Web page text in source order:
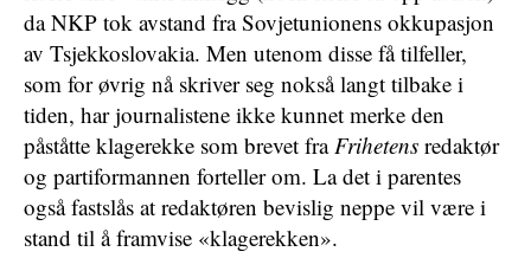
da NKP tok avstand fra Sovjetunionens okkupasjon
av Tsjekkoslovakia. Men utenom disse få tilfeller,
som for øvrig nå skriver seg nokså langt tilbake i
tiden, har journalistene ikke kunnet merke den
påståtte klagerekke som brevet fraFrihetens redaktør
og partiformannen forteller om. La det i parentes
også fastslås at redaktøren bevislig neppe vil være i
stand til å framvise «klagerekken».